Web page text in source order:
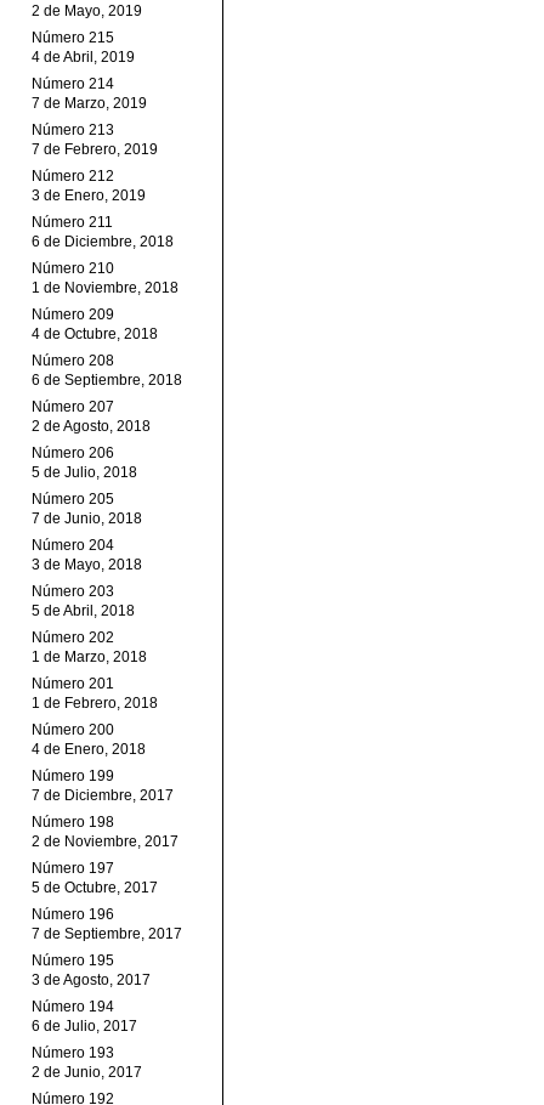
2 de Mayo, 2019
Número 215
4 de Abril, 2019
Número 214
7 de Marzo, 2019
Número 213
7 de Febrero, 2019
Número 212
3 de Enero, 2019
Número 211
6 de Diciembre, 2018
Número 210
1 de Noviembre, 2018
Número 209
4 de Octubre, 2018
Número 208
6 de Septiembre, 2018
Número 207
2 de Agosto, 2018
Número 206
5 de Julio, 2018
Número 205
7 de Junio, 2018
Número 204
3 de Mayo, 2018
Número 203
5 de Abril, 2018
Número 202
1 de Marzo, 2018
Número 201
1 de Febrero, 2018
Número 200
4 de Enero, 2018
Número 199
7 de Diciembre, 2017
Número 198
2 de Noviembre, 2017
Número 197
5 de Octubre, 2017
Número 196
7 de Septiembre, 2017
Número 195
3 de Agosto, 2017
Número 194
6 de Julio, 2017
Número 193
2 de Junio, 2017
Número 192